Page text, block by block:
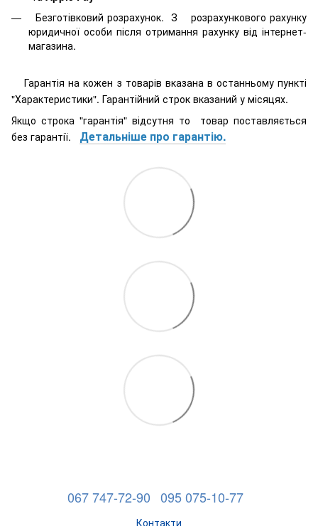
Безготівковий розрахунок. З розрахункового рахунку
юридичної особи після отримання рахунку від інтернет-
магазина.
Гарантія на кожен з товарів вказана в останньому пункті
"Характеристики". Гарантійний строк вказаний у місяцях.
Якщо строка "гарантія" відсутня то товар поставляється
без гарантії. Детальніше про гарантію.
067 747-72-90 095 075-10-77
Контакти